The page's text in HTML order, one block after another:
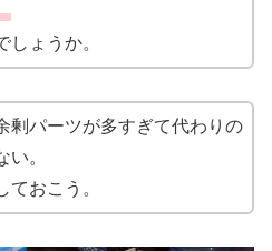
しょうか。
剰パーツが多すぎて代わりの
。
ておこう。